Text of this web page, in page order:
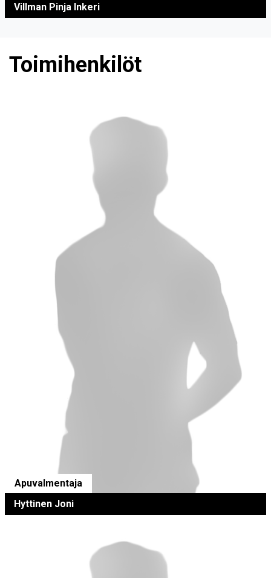
Villman Pinja Inkeri
Toimihenkilöt
Apuvalmentaja
Hyttinen Joni